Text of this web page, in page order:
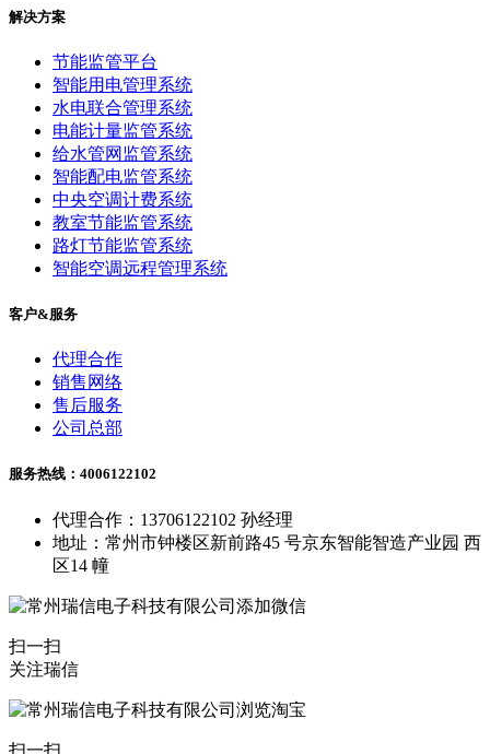
解决方案
节能监管平台
智能用电管理系统
水电联合管理系统
电能计量监管系统
给水管网监管系统
智能配电监管系统
中央空调计费系统
教室节能监管系统
路灯节能监管系统
智能空调远程管理系统
客户&服务
代理合作
销售网络
售后服务
公司总部
服务热线：4006122102
代理合作：13706122102 孙经理
地址：常州市钟楼区新前路45 号京东智能智造产业园 西
区14 幢
扫一扫
关注瑞信
扫一扫